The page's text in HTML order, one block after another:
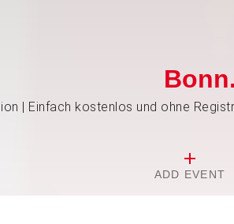
| Einfach kostenlos und ohne
ADD EVENT